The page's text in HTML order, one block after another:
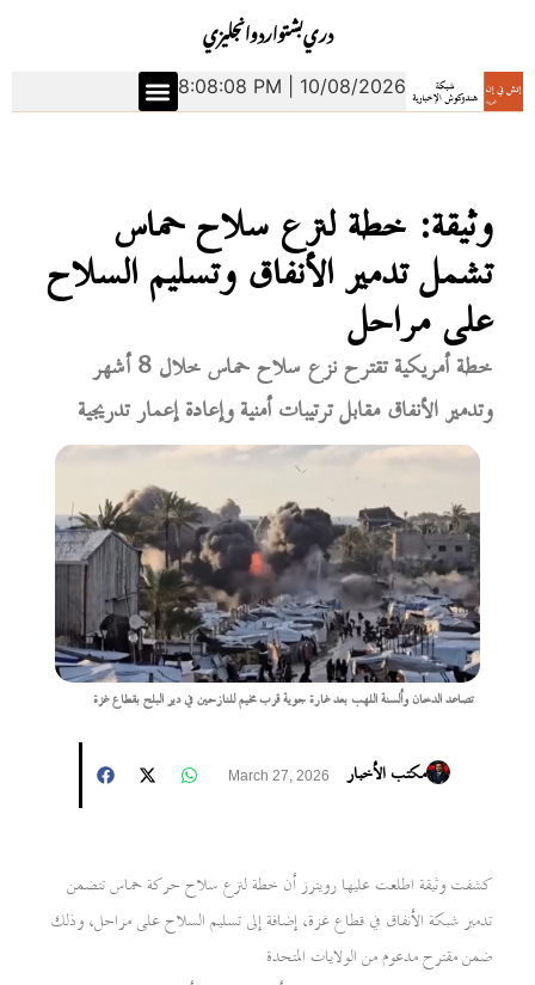
انجليزياردوبشتودري
8:08:09 PM | 10/08/2026
وثيقة: خطة لنزع سلاح حماس
تشمل تدمير الأنفاق وتسليم السلاح
على مراحل
خطة أمريكية تقترح نزع سلاح حماس خلال 8 أشهر
وتدمير الأنفاق مقابل ترتيبات أمنية وإعادة إعمار تدريجية
تصاعد الدخان وألسنة اللهب بعد غارة جوية قرب مخيم للنازحين في دير البلح بقطاع غزة
مكتب الأخبار March 27, 2026
كشفت وثيقة اطلعت عليها رويترز أن خطة لنزع سلاح حركة حماس تتضمن
تدمير شبكة الأنفاق في قطاع غزة، إضافة إلى تسليم السلاح على مراحل، وذلك
ضمن مقترح مدعوم من الولايات المتحدة